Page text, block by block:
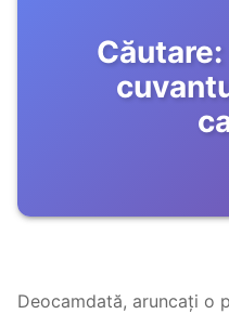
Căutare:
Deocamdată, aruncați o